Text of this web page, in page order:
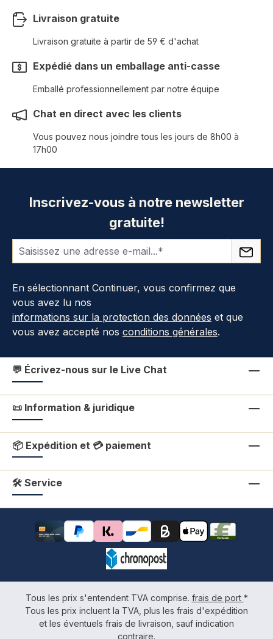
Livraison gratuite
Livraison gratuite à partir de 59 € d'achat
Expédié dans un emballage anti-casse
Emballé professionnellement par notre équipe
Chat en direct avec les clients
Vous pouvez nous joindre tous les jours de 8h00 à
17h00
Inscrivez-vous à notre newsletter
gratuite!
En sélectionnant Continuer, vous confirmez que
vous avez lu nos
informations sur la protection des données et que
vous avez accepté nos conditions générales.
💬 Écrivez-nous sur le Live Chat
📜 Information & juridique
📦 Expédition et 💳 paiement
🛠 Service
Tous les prix s'entendent TVA comprise. frais de port *
Tous les prix incluent la TVA, plus les frais d'expédition
et les éventuels frais de livraison, sauf indication
contraire.